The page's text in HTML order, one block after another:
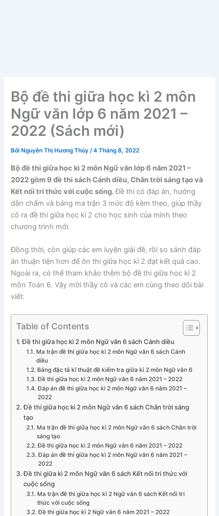
Bộ đề thi giữa học kì 2 môn
Ngữ văn lớp 6 năm 2021 –
2022 (Sách mới)
Bởi Nguyễn Thị Hương Thủy/4 Tháng 8, 2022
Bộ đề thi giữa học kì 2 môn Ngữ văn lớp 6 năm 2021 –
2022 gồm 9 đề thi sách Cánh diều, Chân trời sáng tạo và
Kết nối tri thức với cuộc sống.Đề thi có đáp án, hướng
dẫn chấm và bảng ma trận 3 mức độ kèm theo, giúp thầy
cô ra đề thi giữa học kì 2 cho học sinh của mình theo
chương trình mới.
Đồng thời, còn giúp các em luyện giải đề, rồi so sánh đáp
án thuận tiện hơn để ôn thi giữa học kì 2 đạt kết quả cao.
Ngoài ra, có thể tham khảo thêm bộ đề thi giữa học kì 2
môn Toán 6. Vậy mời thầy cô và các em cùng theo dõi bài
viết:
Table of Contents
Đề thi giữa học kì 2 môn Ngữ văn 6 sách Cánh diều
Ma trận đề thi giữa học kì 2 môn Ngữ văn 6 sách Cánh
diều
Bảng đặc tả kĩ thuật đề kiểm tra giữa kì 2 môn Ngữ văn 6
Đề thi giữa học kì 2 môn Ngữ văn 6 năm 2021 – 2022
Đáp án đề thi giữa học kì 2 môn Ngữ văn 6 năm 2021 –
2022
Đề thi giữa học kì 2 môn Ngữ văn 6 sách Chân trời sáng
tạo
Ma trận đề thi giữa học kì 2 môn Ngữ văn 6 sách Chân trời
sáng tạo
Đề thi giữa học kì 2 môn Ngữ văn 6 năm 2021 – 2022
Đáp án đề thi giữa học kì 2 môn Ngữ văn 6 năm 2021 –
2022
Đề thi giữa kì 2 môn Ngữ văn 6 sách Kết nối tri thức với
cuộc sống
Ma trận đề thi giữa học kì 2 Ngữ văn 6 sách Kết nối tri
thức với cuộc sống
Đề thi giữa học kì 2 Ngữ văn 6 năm 2021 – 2022